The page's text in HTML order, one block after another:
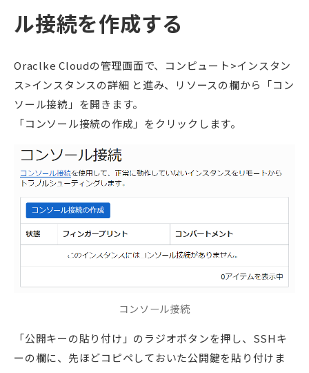
ル接続を作成する
Oraclke Cloudの管理画面で、コンピュート>インスタン
ス>インスタンスの詳細 と進み、リソースの欄から「コン
ソール接続」を開きます。
「コンソール接続の作成」をクリックします。
コンソール接続
「公開キーの貼り付け」のラジオボタンを押し、SSHキ
ーの欄に、先ほどコピペしておいた公開鍵を貼り付けま